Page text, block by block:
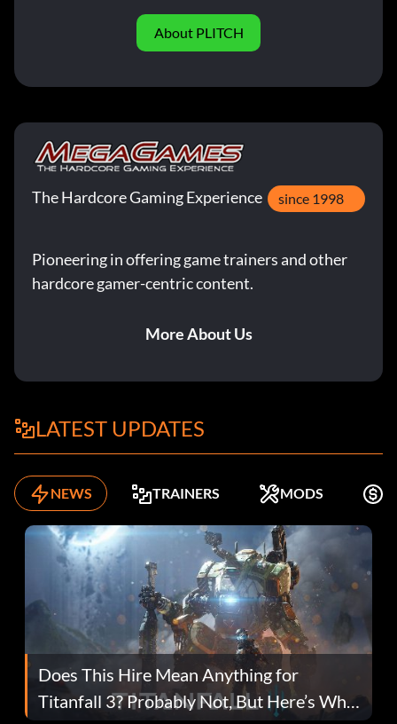
About PLITCH
The Hardcore Gaming Experience since 1998
Pioneering in offering game trainers and other
hardcore gamer-centric content.
More About Us
LATEST UPDATES
NEWS TRAINERS MODS
Does This Hire Mean Anything for
Titanfall 3? Probably Not, But Here’s Why